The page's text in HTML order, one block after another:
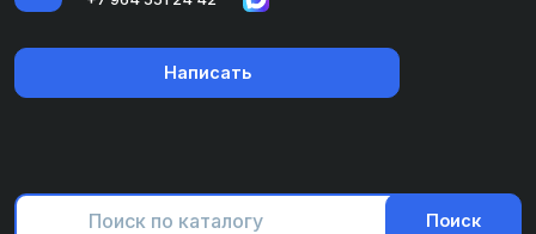
Написать
Поиск